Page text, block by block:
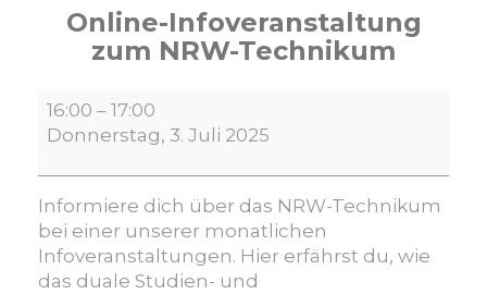
Online-Infoveranstaltung
zum NRW-Technikum
Online-
Infoveranstaltung
NRW-
Technikum
16:00 – 17:00
Donnerstag, 3. Juli 2025
Informiere dich über das NRW-Technikum
bei einer unserer monatlichen
Infoveranstaltungen. Hier erfährst du, wie
das duale Studien- und